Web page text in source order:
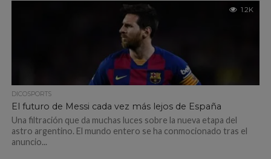
1.2K
DICOSPORTS
El futuro de Messi cada vez más lejos de España
Una filtración que da muchas luces sobre la nueva etapa del
astro argentino. El mundo entero se ha conmocionado tras el
anuncio...